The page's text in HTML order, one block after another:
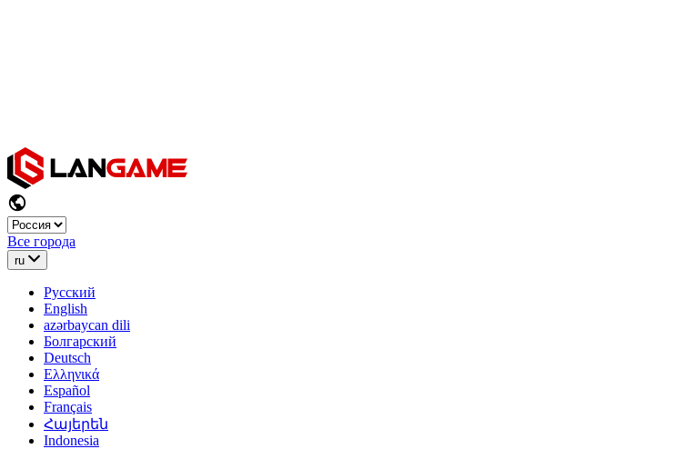
Все города
ru
Русский
English
azərbaycan dili
Болгарский
Deutsch
Ελληνικά
Español
Français
Հայերեն
Indonesia